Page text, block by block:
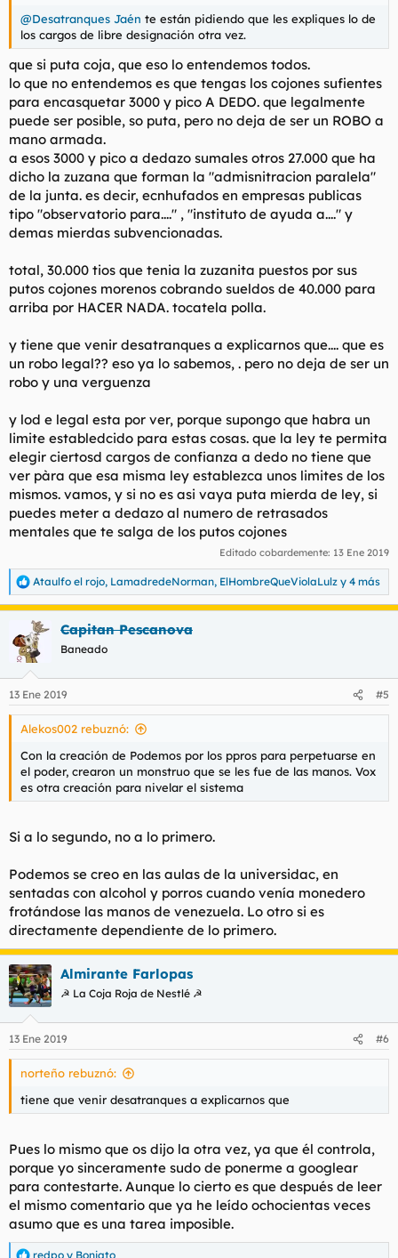
@Desatranques Jaén te están pidiendo que les expliques lo de
los cargos de libre designación otra vez.
que si puta coja, que eso lo entendemos todos.
lo que no entendemos es que tengas los cojones sufientes
para encasquetar 3000 y pico A DEDO. que legalmente
puede ser posible, so puta, pero no deja de ser un ROBO a
mano armada.
a esos 3000 y pico a dedazo sumales otros 27.000 que ha
dicho la zuzana que forman la "admisnitracion paralela"
de la junta. es decir, ecnhufados en empresas publicas
tipo "observatorio para...." , "instituto de ayuda a...." y
demas mierdas subvencionadas.
total, 30.000 tios que tenia la zuzanita puestos por sus
putos cojones morenos cobrando sueldos de 40.000 para
arriba por HACER NADA. tocatela polla.
y tiene que venir desatranques a explicarnos que.... que es
un robo legal?? eso ya lo sabemos, . pero no deja de ser un
robo y una verguenza
y lod e legal esta por ver, porque supongo que habra un
limite establedcido para estas cosas. que la ley te permita
elegir ciertosd cargos de confianza a dedo no tiene que
ver pàra que esa misma ley establezca unos limites de los
mismos. vamos, y si no es asi vaya puta mierda de ley, si
puedes meter a dedazo al numero de retrasados
mentales que te salga de los putos cojones
Editado cobardemente: 13 Ene 2019
R
e
a
c
i
e
s
Ataulfo el rojo, LamadredeNorman, ElHombreQueViolaLulz y 4 más
Capitan Pescanova
Baneado
13 Ene 2019 #5
Alekos002 rebuznó:
Con la creación de Podemos por los ppros para perpetuarse en
el poder, crearon un monstruo que se les fue de las manos. Vox
es otra creación para nivelar el sistema
Si a lo segundo, no a lo primero.
Podemos se creo en las aulas de la universidac, en
sentadas con alcohol y porros cuando venía monedero
frotándose las manos de venezuela. Lo otro si es
directamente dependiente de lo primero.
Almirante Farlopas
☭ La Coja Roja de Nestlé ☭
13 Ene 2019 #6
norteño rebuznó:
tiene que venir desatranques a explicarnos que
Pues lo mismo que os dijo la otra vez, ya que él controla,
porque yo sinceramente sudo de ponerme a googlear
para contestarte. Aunque lo cierto es que después de leer
el mismo comentario que ya he leído ochocientas veces
asumo que es una tarea imposible.
redpo y Boniato